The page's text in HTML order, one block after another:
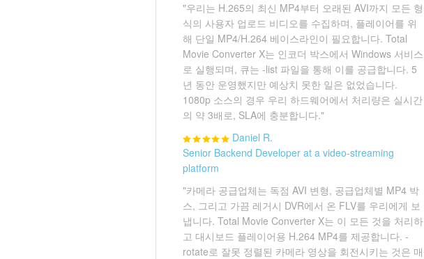
"우리는 H.265의 최신 MP4부터 오래된 AVI까지 모든 형
식의 사용자 업로드 비디오를 수집하며, 플레이어를 위
해 단일 MP4/H.264 베이스라인이 필요합니다. Total
Movie Converter X는 인코더 박스에서 Windows 서비스
로 실행되며, 큐는 -list 파일을 통해 이를 공급합니다. 5
년 동안 운영했지만 예상치 못한 일은 없었습니다.
1080p 소스의 경우 우리 하드웨어에서 처리량은 실시간
의 약 3배로, SLA에 충분합니다."
Daniel R.
Senior Backend Developer at a video-streaming
platform
"카메라 공급업체는 독점 AVI 변형, 공급업체별 MP4 박
스, 그리고 가끔 레거시 DVR에서 온 FLV를 우리에게 보
냅니다. Total Movie Converter X는 이 모든 것을 처리하
고 대시보드 플레이어용 H.264 MP4를 제공합니다. -
rotate로 잘못 정렬된 카메라 영상을 회전시키는 것은 매